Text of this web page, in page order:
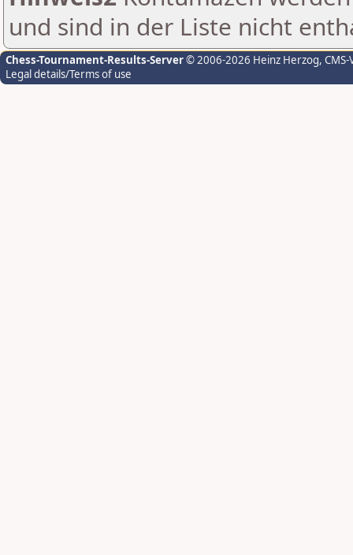
und sind in der Liste nicht
Chess-Tournament-Results-Server© 2006-2026 Heinz Herzog,
Legal details/Terms of use